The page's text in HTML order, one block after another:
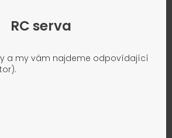
RC serva
a my vám najdeme odpovídající